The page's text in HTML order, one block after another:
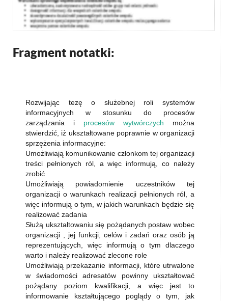
Fragment notatki:
Rozwijając tezę o służebnej roli systemów
informacyjnych w stosunku do procesów
zarządzania i procesów wytwórczych można
stwierdzić, iż ukształtowane poprawnie w organizacji
sprzężenia informacyjne:
Umożliwiają komunikowanie członkom tej organizacji
treści pełnionych ról, a więc informują, co należy
zrobić
Umożliwiają powiadomienie uczestników tej
organizacji o warunkach realizacji pełnionych ról, a
więc informują o tym, w jakich warunkach będzie się
realizować zadania
Służą ukształtowaniu się pożądanych postaw wobec
organizacji , jej funkcji, celów i zadań oraz osób ją
reprezentujących, więc informują o tym dlaczego
warto i należy realizować zlecone role
Umożliwiają przekazanie informacji, które utrwalone
w świadomości adresatów powinny ukształtować
pożądany poziom kwalifikacji, a więc jest to
informowanie kształtującego poglądy o tym, jak